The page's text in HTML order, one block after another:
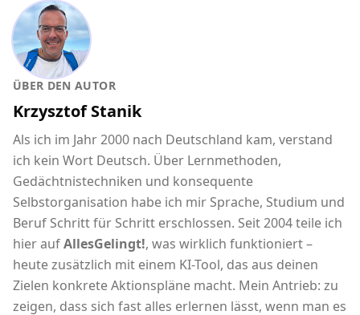
ÜBER DEN AUTOR
Krzysztof Stanik
Als ich im Jahr 2000 nach Deutschland kam, verstand
ich kein Wort Deutsch. Über Lernmethoden,
Gedächtnistechniken und konsequente
Selbstorganisation habe ich mir Sprache, Studium und
Beruf Schritt für Schritt erschlossen. Seit 2004 teile ich
hier aufAllesGelingt!, was wirklich funktioniert –
heute zusätzlich mit einem KI-Tool, das aus deinen
Zielen konkrete Aktionspläne macht. Mein Antrieb: zu
zeigen, dass sich fast alles erlernen lässt, wenn man es